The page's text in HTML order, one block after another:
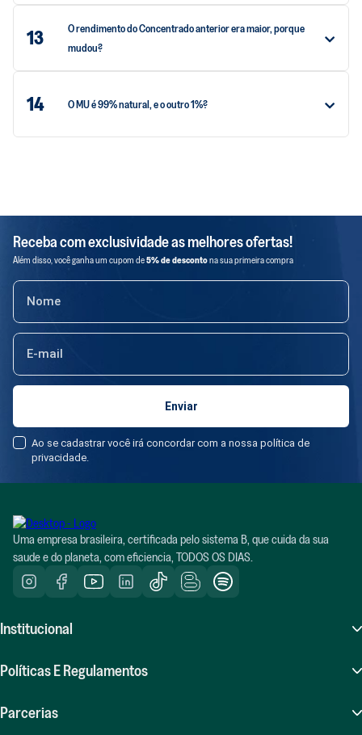
13
O rendimento do Concentrado anterior era maior, porque
mudou?
14 O MU é 99% natural, e o outro 1%?
Receba com exclusividade as melhores ofertas!
Além disso, você ganha um cupom de5% de descontona sua primeira compra
Ao se cadastrar você irá concordar com a nossa política de
privacidade.
Uma empresa brasileira, certificada pelo sistema B, que cuida da sua
saude e do planeta, com eficiencia, TODOS OS DIAS.
Institucional
Sobre Nós
Políticas E Regulamentos
Perguntas Frequentes (FAQ)
Parcerias